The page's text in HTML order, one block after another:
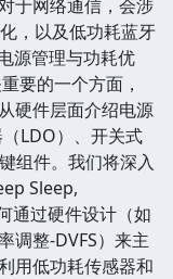
于网络通信，会涉
，以及低功耗蓝牙
源管理与功耗优
要的一个方面，
硬件层面介绍电源
LDO）、开关式
组件。我们将深入
Sleep,
通过硬件设计（如
调整-DVFS）来主
用低功耗传感器和